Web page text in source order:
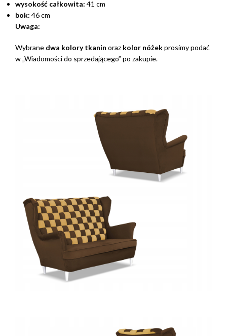
wysokość całkowita: 41 cm
bok: 46 cm
Uwaga:
Wybrane dwa kolory tkanin oraz kolor nóżekprosimy podać
w „Wiadomości do sprzedającego” po zakupie.